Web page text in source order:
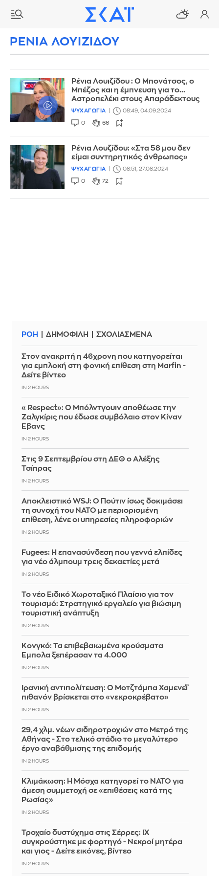
ΡΕΝΙΑ ΛΟΥΙΖΙΔΟΥ
Ρένια Λουιζίδου : Ο Μπονάτσος, ο
Μπέζος και η έμπνευση για το...
Αστροπελέκι στους Απαράδεκτους
ΨΥΧΑΓΩΓΙΑ 08:49, 04.09.2024
0 66
Ρένια Λουζίδου: «Στα 58 μου δεν
είμαι συντηρητικός άνθρωπος»
ΨΥΧΑΓΩΓΙΑ 08:51, 27.08.2024
0 72
ΡΟΗ ΔΗΜΟΦΙΛΗ ΣΧΟΛΙΑΣΜΕΝΑ
Στον ανακριτή η 46χρονη που κατηγορείται
για εμπλοκή στη φονική επίθεση στη Marfin -
Δείτε βίντεο
IN 2 HOURS
«Respect»: Ο Μπόλντγουιν αποθέωσε την
Ζαλγκίρις που έδωσε συμβόλαιο στον Κίναν
Έβανς
IN 2 HOURS
Στις 9 Σεπτεμβρίου στη ΔΕΘ ο Αλέξης
Τσίπρας
IN 2 HOURS
Αποκλειστικό WSJ: Ο Πούτιν ίσως δοκιμάσει
τη συνοχή του ΝΑΤΟ με περιορισμένη
επίθεση, λένε οι υπηρεσίες πληροφοριών
IN 2 HOURS
Fugees: Η επανασύνδεση που γεννά ελπίδες
για νέο άλμπουμ τρεις δεκαετίες μετά
IN 2 HOURS
Το νέο Ειδικό Χωροταξικό Πλαίσιο για τον
τουρισμό: Στρατηγικό εργαλείο για βιώσιμη
τουριστική ανάπτυξη
IN 2 HOURS
Κονγκό: Τα επιβεβαιωμένα κρούσματα
Έμπολα ξεπέρασαν τα 4.000
IN 2 HOURS
Ιρανική αντιπολίτευση: Ο Μοτζτάμπα Χαμενεΐ
πιθανόν βρίσκεται στο «νεκροκρέβατο»
IN 2 HOURS
29,4 χλμ. νέων σιδηροτροχιών στο Μετρό της
Αθήνας - Στο τελικό στάδιο το μεγαλύτερο
έργο αναβάθμισης της επιδομής
IN 2 HOURS
Κλιμάκωση: Η Μόσχα κατηγορεί το ΝΑΤΟ για
άμεση συμμετοχή σε «επιθέσεις κατά της
Ρωσίας»
IN 2 HOURS
Τροχαίο δυστύχημα στις Σέρρες: ΙΧ
συγκρούστηκε με φορτηγό - Νεκροί μητέρα
και γιος - Δείτε εικόνες, βίντεο
IN 2 HOURS